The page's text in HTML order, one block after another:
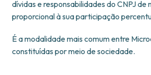
dívidas e responsabilidades do CNPJ de
proporcional à sua participação
É a modalidade mais comum entre
constituídas por meio de sociedade.